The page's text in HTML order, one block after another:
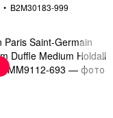
B2M30183-999